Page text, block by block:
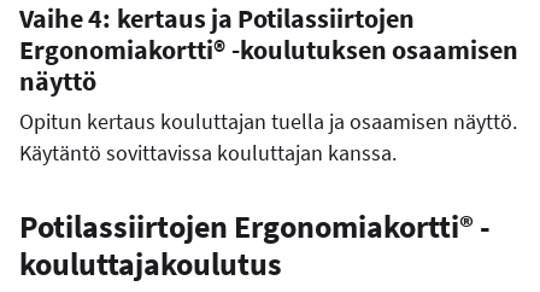
Vaihe 4: kertaus ja Potilassiirtojen
Ergonomiakortti® -koulutuksen osaamisen
näyttö
Opitun kertaus kouluttajan tuella ja osaamisen näyttö.
Käytäntö sovittavissa kouluttajan kanssa.
Potilassiirtojen Ergonomiakortti® -
kouluttajakoulutus